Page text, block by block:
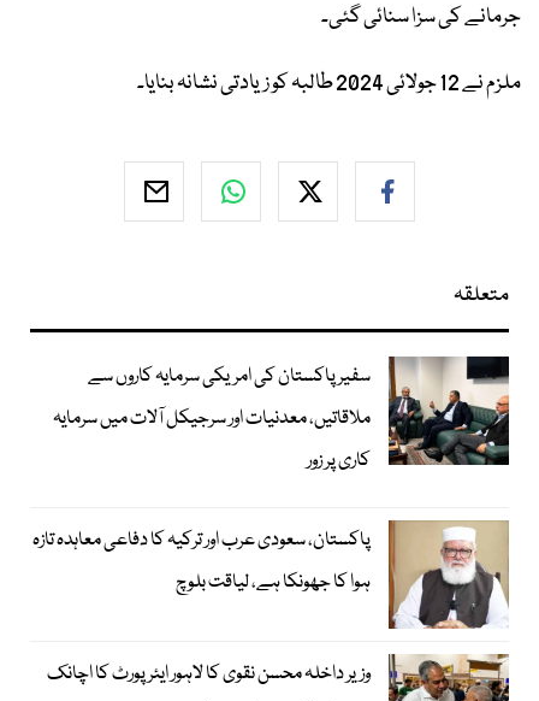
جرمانے کی سزا سنائی گئی۔
ملزم نے 12 جولائی 2024 طالبہ کو زیادتی نشانہ بنایا۔
متعلقہ
سفیر پاکستان کی امریکی سرمایہ کاروں سے
ملاقاتیں، معدنیات اور سرجیکل آلات میں سرمایہ
کاری پر زور
پاکستان، سعودی عرب اور ترکیہ کا دفاعی معاہدہ تازہ
ہوا کا جھونکا ہے، لیاقت بلوچ
وزیر داخلہ محسن نقوی کا لاہور ایئر پورٹ کا اچانک